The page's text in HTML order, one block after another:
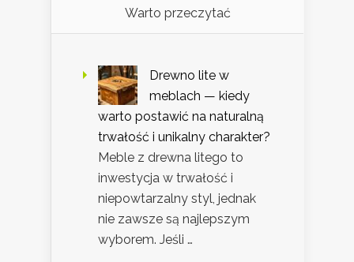
Warto przeczytać
Drewno lite w
meblach — kiedy
warto postawić na naturalną
trwałość i unikalny charakter?
Meble z drewna litego to
inwestycja w trwałość i
niepowtarzalny styl, jednak
nie zawsze są najlepszym
wyborem. Jeśli …